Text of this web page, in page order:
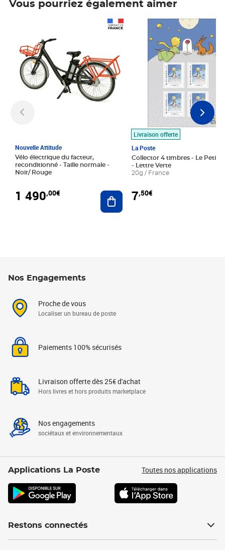
Vous pourriez également aimer
Nouvelle Attitude
Vélo électrique du facteur,
reconditionné - Taille normale -
Noir/ Rouge
1 490,00€ Ajouter au panier
Livraison offerte
La Poste
Collector 4 timbres - Le Petit
- Lettre Verte
20g / France
7,50€
Prix 7,50€
Nos Engagements
Proche de vous
Localiser un bureau de poste
Paiements 100% sécurisés
Livraison offerte dès 25€ d'achat
Hors livres et hors produits marketplace
Nos engagements
sociétaux et environnementaux
Applications La Poste Toutes nos applications
Restons connectés